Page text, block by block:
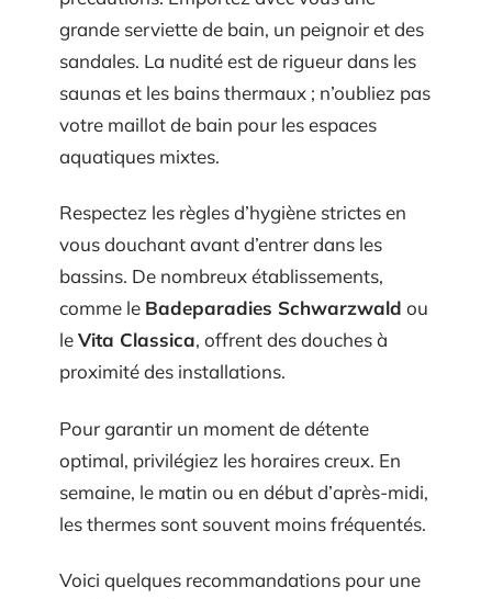
grande serviette de bain, un peignoir et des
sandales. La nudité est de rigueur dans les
saunas et les bains thermaux ; n’oubliez pas
votre maillot de bain pour les espaces
aquatiques mixtes.
Respectez les règles d’hygiène strictes en
vous douchant avant d’entrer dans les
bassins. De nombreux établissements,
comme le Badeparadies Schwarzwald ou
leVita Classica, offrent des douches à
proximité des installations.
Pour garantir un moment de détente
optimal, privilégiez les horaires creux. En
semaine, le matin ou en début d’après-midi,
les thermes sont souvent moins fréquentés.
Voici quelques recommandations pour une